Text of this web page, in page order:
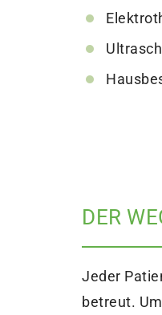
DER
Jeder
betreut.